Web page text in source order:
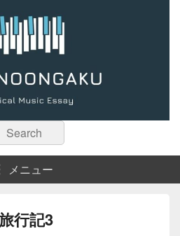
検
索
メニュー
行記3